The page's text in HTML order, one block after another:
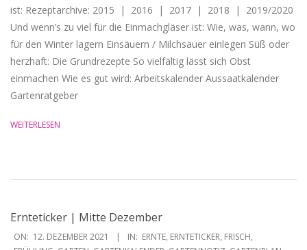
ist: Rezeptarchive: 2015 | 2016 | 2017 | 2018 | 2019/2020
Und wenn’s zu viel für die Einmachgläser ist: Wie, was, wann, wo
für den Winter lagern Einsäuern / Milchsauer einlegen Süß oder
herzhaft: Die Grundrezepte So vielfältig lässt sich Obst
einmachen Wie es gut wird: Arbeitskalender Aussaatkalender
Gartenratgeber
WEITERLESEN
Ernteticker | Mitte Dezember
2021-
ON: 12. DEZEMBER 2021 IN: ERNTE, ERNTETICKER, FRISCH,